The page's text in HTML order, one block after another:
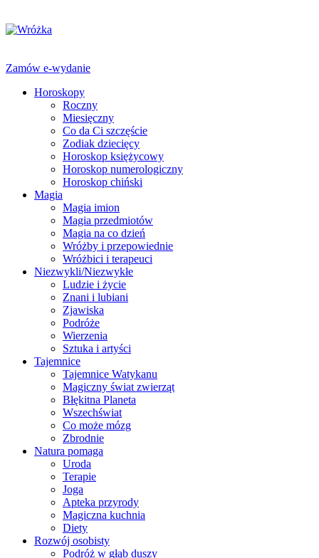
Zamów e-wydanie
Horoskopy
Roczny
Miesięczny
Co da Ci szczęście
Zodiak dziecięcy
Horoskop księżycowy
Horoskop numerologiczny
Horoskop chiński
Magia
Magia imion
Magia przedmiotów
Magia na co dzień
Wróżby i przepowiednie
Wróżbici i terapeuci
Niezwykli/Niezwykłe
Ludzie i życie
Znani i lubiani
Zjawiska
Podróże
Wierzenia
Sztuka i artyści
Tajemnice
Tajemnice Watykanu
Magiczny świat zwierząt
Błękitna Planeta
Wszechświat
Co może mózg
Zbrodnie
Natura pomaga
Uroda
Terapie
Joga
Apteka przyrody
Magiczna kuchnia
Diety
Rozwój osobisty
Podróż w głąb duszy